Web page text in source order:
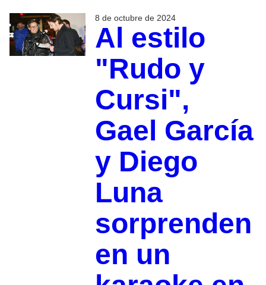
8 de octubre de 2024
Al estilo
"Rudo y
Cursi",
Gael García
y Diego
Luna
sorprenden
en un